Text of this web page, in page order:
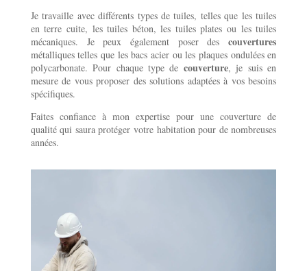
Je travaille avec différents types de tuiles, telles que les tuiles
en terre cuite, les tuiles béton, les tuiles plates ou les tuiles
mécaniques. Je peux également poser descouvertures
métalliques telles que les bacs acier ou les plaques ondulées en
polycarbonate. Pour chaque type de couverture, je suis en
mesure de vous proposer des solutions adaptées à vos besoins
spécifiques.
Faites confiance à mon expertise pour une couverture de
qualité qui saura protéger votre habitation pour de nombreuses
années.